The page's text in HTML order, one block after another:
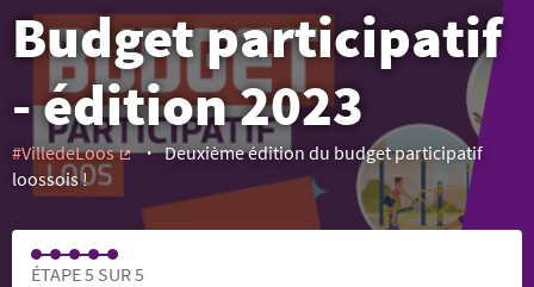
Budget participatif
- édition 2023
#VilledeLoos
Deuxième édition du budget participatif
loossois !
ÉTAPE 5 SUR 5